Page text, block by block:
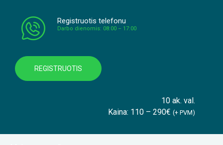
Registruotis telefonu
Darbo dienomis: 08:00 – 17:00
REGISTRUOTIS
10 ak. val.
Kaina: 110 – 290€ (+ PVM)